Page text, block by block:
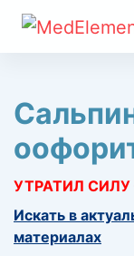
УТРАТИЛ
Искать в
материалах